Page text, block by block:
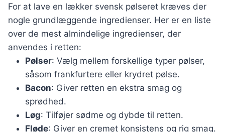
For at lave en lækker svensk pølseret kræves der
nogle grundlæggende ingredienser. Her er en liste
over de mest almindelige ingredienser, der
anvendes i retten:
Pølser: Vælg mellem forskellige typer pølser,
såsom frankfurtere eller krydret pølse.
Bacon: Giver retten en ekstra smag og
sprødhed.
Løg: Tilføjer sødme og dybde til retten.
Fløde: Giver en cremet konsistens og rig smag.